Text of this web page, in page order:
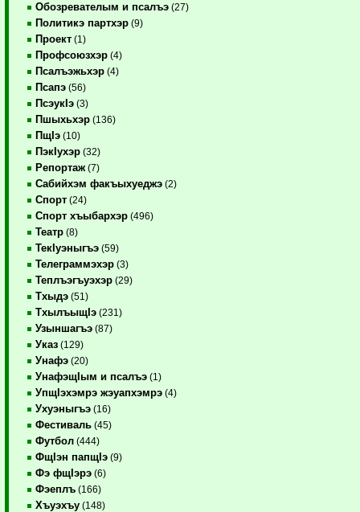
Обозревателым и псалъэ (27)
Политикэ партхэр (9)
Проект (1)
Профсоюзхэр (4)
Псалъэжьхэр (4)
Псапэ (56)
ПсэукIэ (3)
Пшыхьхэр (136)
ПщIэ (10)
ПэкIухэр (32)
Репортаж (7)
Сабийхэм факъыхуеджэ (2)
Спорт (24)
Спорт хъыбархэр (496)
Театр (8)
ТекIуэныгъэ (59)
Телеграммэхэр (3)
Теплъэгъуэхэр (29)
Тхыдэ (51)
ТхылъыщIэ (231)
Узыншагъэ (87)
Указ (129)
Унафэ (20)
УнафэщIым и псалъэ (1)
УпщIэхэмрэ жэуапхэмрэ (4)
Ухуэныгъэ (16)
Фестиваль (45)
Футбол (444)
ФщIэн папщIэ (9)
Фэ фщIэрэ (6)
Фэеплъ (166)
Хъуэхъу (148)